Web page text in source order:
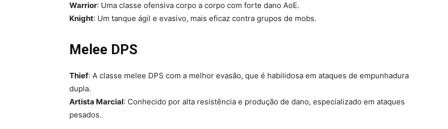
Warrior: Uma classe ofensiva corpo a corpo com forte dano AoE.
Knight: Um tanque ágil e evasivo, mais eficaz contra grupos de mobs.
Melee DPS
Thief: A classe melee DPS com a melhor evasão, que é habilidosa em ataques de empunhadura
dupla.
Artista Marcial: Conhecido por alta resistência e produção de dano, especializado em ataques
pesados.